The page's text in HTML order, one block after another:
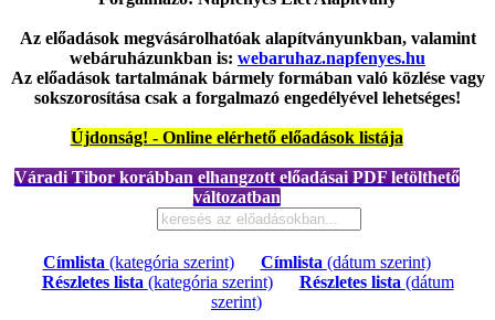
Az előadások megvásárolhatóak alapítványunkban, valamint
webáruházunkban is: webaruhaz.napfenyes.hu
Az előadások tartalmának bármely formában való közlése vagy
sokszorosítása csak a forgalmazó engedélyével lehetséges!
Újdonság! - Online elérhető előadások listája
Váradi Tibor korábban elhangzott előadásai PDF letölthető
változatban
Címlista (kategória szerint)| Címlista (dátum szerint)|
Részletes lista (kategória szerint)| Részletes lista (dátum
szerint)